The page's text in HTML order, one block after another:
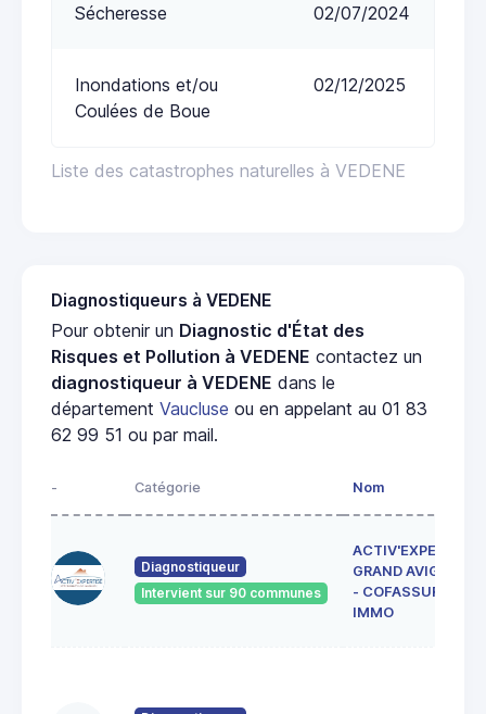
Liste des catastrophes naturelles à VEDENE
Sécheresse 02/07/2024
Inondations et/ou
Coulées de Boue
02/12/2025
Diagnostiqueurs à VEDENE
Pour obtenir un Diagnostic d'État des
Risques et Pollution à VEDENE contactez un
diagnostiqueur à VEDENE dans le
département Vaucluse ou en appelant au 01 83
62 99 51 ou par mail.
- Catégorie Nom
Diagnostiqueur
Intervient sur 90 communes
ACTIV'EXPERTISE
GRAND AVIGNON
- COFASSUR
IMMO